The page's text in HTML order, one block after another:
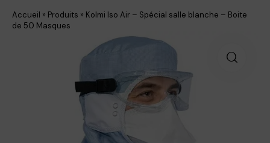
Accueil » Produits » Kolmi Iso Air – Spécial salle blanche – Boite
de 50 Masques